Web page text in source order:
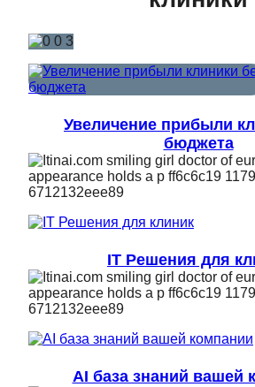
Увеличение прибыли
бюджета
IT Решения для
AI база знаний вашей